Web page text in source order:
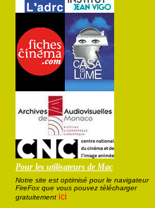
Pour les utilisateurs de Mac
Notre site est optimisé pour le navigateur
FireFox que vous pouvez télécharger
gratuitement ici